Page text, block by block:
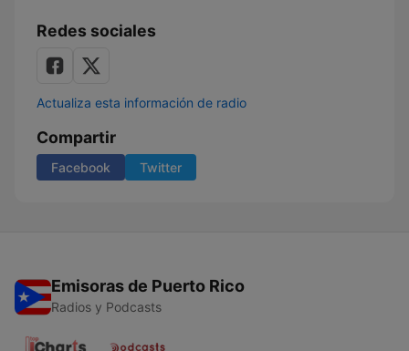
Redes sociales
Actualiza esta información de radio
Compartir
Facebook Twitter
Emisoras de Puerto Rico
Radios y Podcasts